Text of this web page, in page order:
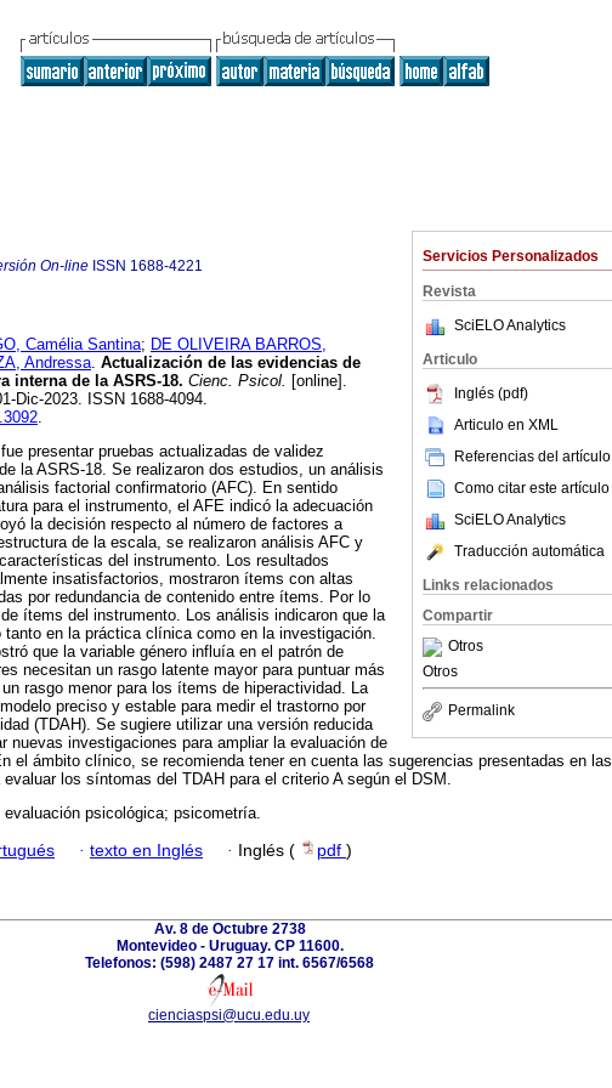
Servicios Personalizados
Revista
SciELO Analytics
Articulo
Inglés (pdf)
Articulo en XML
Referencias del artículo
Como citar este artículo
SciELO Analytics
Traducción automática
Links relacionados
Compartir
Otros
Otros
Permalink
On-line ISSN 1688-4221
Camélia Santina; DE OLIVEIRA BARROS,
Andressa. Actualización de las evidencias de
interna de la ASRS-18. Cienc. Psicol. [online].
Dic-2023. ISSN 1688-4094.
.
presentar pruebas actualizadas de validez
la ASRS-18. Se realizaron dos estudios, un análisis
factorial confirmatorio (AFC). En sentido
para el instrumento, el AFE indicó la adecuación
la decisión respecto al número de factores a
de la escala, se realizaron análisis AFC y
del instrumento. Los resultados
insatisfactorios, mostraron ítems con altas
por redundancia de contenido entre ítems. Por lo
ítems del instrumento. Los análisis indicaron que la
en la práctica clínica como en la investigación.
que la variable género influía en el patrón de
necesitan un rasgo latente mayor para puntuar más
rasgo menor para los ítems de hiperactividad. La
preciso y estable para medir el trastorno por
(TDAH). Se sugiere utilizar una versión reducida
nuevas investigaciones para ampliar la evaluación de
el ámbito clínico, se recomienda tener en cuenta las sugerencias presentadas en las
los síntomas del TDAH para el criterio A según el DSM.
psicológica; psicometría.
· texto en Inglés · Inglés ( pdf )
Av. 8 de Octubre 2738
Montevideo - Uruguay. CP 11600.
Telefonos: (598) 2487 27 17 int. 6567/6568
cienciaspsi@ucu.edu.uy